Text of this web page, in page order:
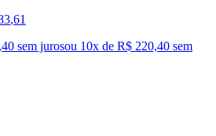
,61
sem jurosou 10x de R$ 220,40 sem